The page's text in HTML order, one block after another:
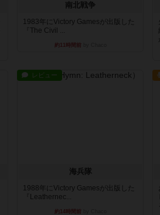
南北戦争
1983年にVictory Gamesが出版した
『The Civil ...
約11時間前
レビュー
海兵隊
1988年にVictory Gamesが出版した
『Leathernec...
約14時間前